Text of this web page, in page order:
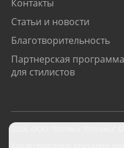
Контакты
Статьи и новости
Благотворительность
Партнерская программа
для стилистов
Характеристики, описание,